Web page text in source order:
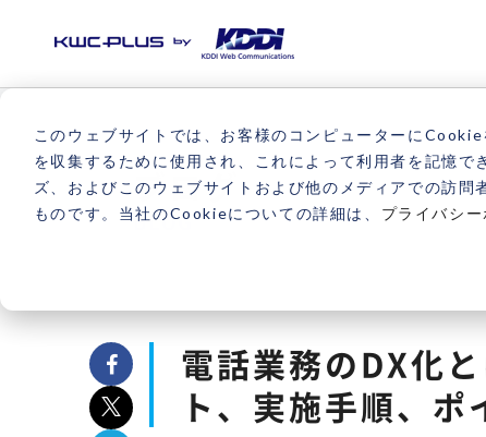
このウェブサイトでは、お客様のコンピューターに
を収集するために使用され、これによって利用者を記憶
ズ、およびこのウェブサイトおよび他のメディアでの訪
ものです。当社のCookieについての詳細は、 プライバシ
ブログ
BLOG
電話業務のDX化
ト、実施手順、ポ